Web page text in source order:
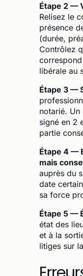
Étape 2 —
Relisez le
présence
(durée,
Contrôlez
libérale au
Étape 3 —
notarié.
signé en 2
partie
Étape 4 —
mais
auprès du
date
sa force
Étape 5 —
état des
et à la
litiges sur